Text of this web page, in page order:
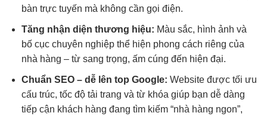
bàn trực tuyến mà không cần gọi điện.
Tăng nhận diện thương hiệu: Màu sắc, hình ảnh và
bố cục chuyên nghiệp thể hiện phong cách riêng của
nhà hàng – từ sang trọng, ấm cúng đến hiện đại.
Chuẩn SEO – dễ lên top Google: Website được tối ưu
cấu trúc, tốc độ tải trang và từ khóa giúp bạn dễ dàng
tiếp cận khách hàng đang tìm kiếm “nhà hàng ngon”,